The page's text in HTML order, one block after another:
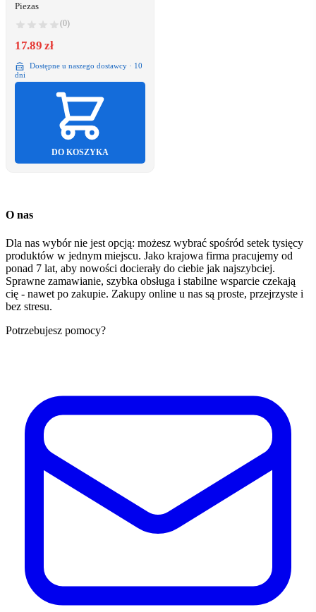
Piezas
(0)
17.89 zł
Dostępne u naszego dostawcy · 10
dni
DO KOSZYKA
O nas
Dla nas wybór nie jest opcją: możesz wybrać spośród setek tysięcy
produktów w jednym miejscu. Jako krajowa firma pracujemy od
ponad 7 lat, aby nowości docierały do ciebie jak najszybciej.
Sprawne zamawianie, szybka obsługa i stabilne wsparcie czekają
cię - nawet po zakupie. Zakupy online u nas są proste, przejrzyste i
bez stresu.
Potrzebujesz pomocy?